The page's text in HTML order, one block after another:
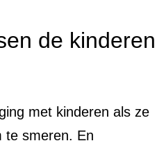
de kinderen
met kinderen als ze
te smeren. En